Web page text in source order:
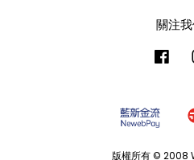
關注
版權所有 © 2008